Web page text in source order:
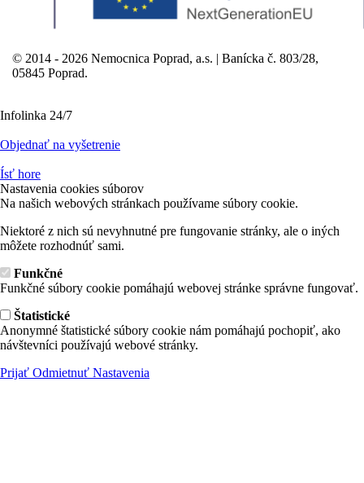
© 2014 - 2026 Nemocnica Poprad, a.s. | Banícka č. 803/28,
05845 Poprad.
Infolinka 24/7
Objednať na vyšetrenie
Ísť hore
Nastavenia cookies súborov
Na našich webových stránkach používame súbory cookie.
Niektoré z nich sú nevyhnutné pre fungovanie stránky, ale o iných
môžete rozhodnúť sami.
Funkčné
Funkčné súbory cookie pomáhajú webovej stránke správne fungovať.
Štatistické
Anonymné štatistické súbory cookie nám pomáhajú pochopiť, ako
návštevníci používajú webové stránky.
Prijať Odmietnuť Nastavenia